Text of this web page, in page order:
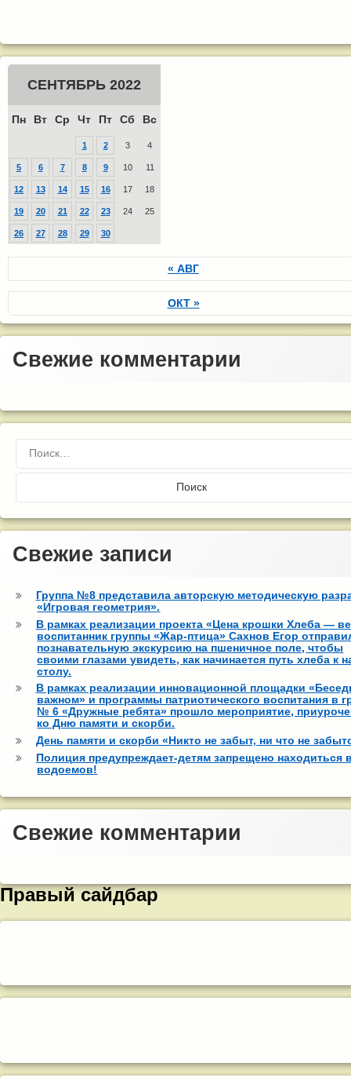
СЕНТЯБРЬ 2022
Пн Вт Ср Чт Пт Сб Вс
1 2 3 4
5 6 7 8 9 10 11
12 13 14 15 16 17 18
19 20 21 22 23 24 25
26 27 28 29 30
« АВГ
ОКТ »
Свежие комментарии
Найти:
Свежие записи
Группа №8 представила авторскую методическую
«Игровая геометрия».
В рамках реализации проекта «Цена крошки Хлеба —
воспитанник группы «Жар-птица» Сахнов Егор
познавательную экскурсию на пшеничное поле, чтобы
своими глазами увидеть, как начинается путь хлеба к
столу.
В рамках реализации инновационной площадки
важном» и программы патриотического воспитания в
№ 6 «Дружные ребята» прошло мероприятие,
ко Дню памяти и скорби.
День памяти и скорби «Никто не забыт, ни что не
Полиция предупреждает-детям запрещено находиться
водоемов!
Свежие комментарии
Правый сайдбар